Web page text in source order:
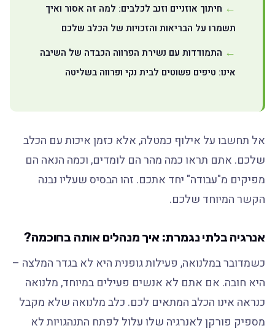
חיתוך אוזניים וזנב לכלבים: למה זה אסור ואיך
תשמרו על הבריאות והזכויות של הכלב שלכם
התמודדות עם נשירת הפרווה הכבדה של השיבה
אינו: טיפים פשוטים לבית נקי ופרווה בשליטה
אל תחשבו על אילוף כמטלה, אלא כזמן איכות עם הכלב
שלכם. אתם תראו כמה מהר הם לומדים, וכמה הנאה הם
מפיקים מ"עבודה" יחד אתכם. זהו הבסיס שעליו נבנה
הקשר המיוחד שלכם.
אנרגיה בלתי נגמרת: איך מנהלים אותה בחוכמה?
כשמדובר במלנואה, פעילות גופנית היא לא בגדר המלצה –
היא חובה. אם אתם לא אנשים פעילים במיוחד, מלנואה
כנראה אינו הכלב המתאים לכם. כלב מלנואה שלא מקבל
מספיק פורקן לאנרגיה שלו עלול לפתח התנהגויות לא